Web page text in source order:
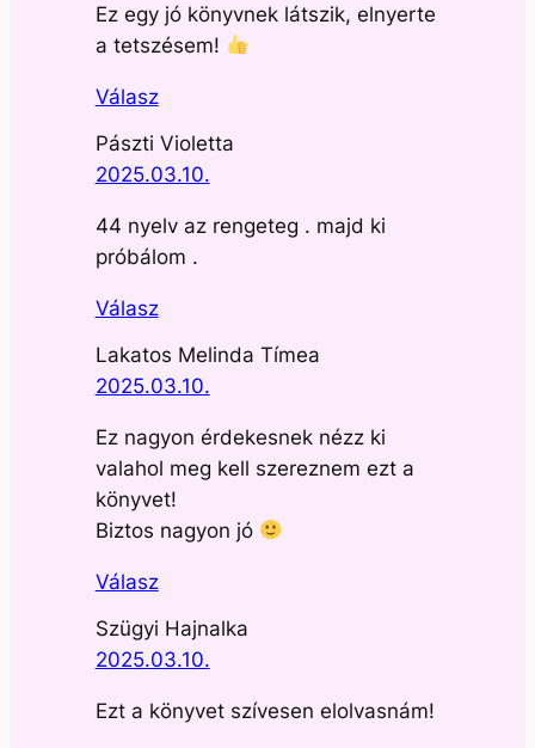
Ez egy jó könyvnek látszik, elnyerte
a tetszésem!
Válasz
Pászti Violetta
2025.03.10.
44 nyelv az rengeteg . majd ki
próbálom .
Válasz
Lakatos Melinda Tímea
2025.03.10.
Ez nagyon érdekesnek nézz ki
valahol meg kell szereznem ezt a
könyvet!
Biztos nagyon jó
Válasz
Szügyi Hajnalka
2025.03.10.
Ezt a könyvet szívesen elolvasnám!